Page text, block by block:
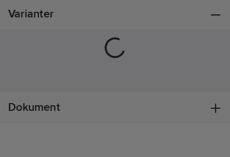
dubbelt material av
upphängningsögla på
baksidan. Koncept:
Varianter
Dokument